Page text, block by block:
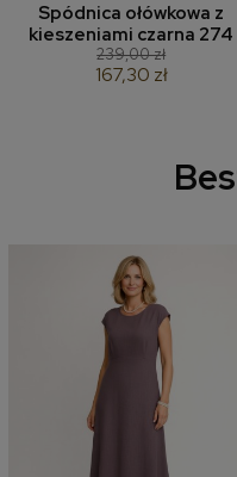
Spódnica ołówkowa z
kieszeniami czarna 274
239,00 zł
167,30 zł